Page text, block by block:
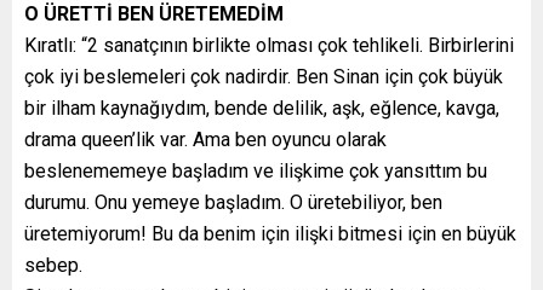
O ÜRETTİ BEN ÜRETEMEDİM
Kıratlı: “2 sanatçının birlikte olması çok tehlikeli. Birbirlerini
çok iyi beslemeleri çok nadirdir. Ben Sinan için çok büyük
bir ilham kaynağıydım, bende delilik, aşk, eğlence, kavga,
drama queen’lik var. Ama ben oyuncu olarak
beslenememeye başladım ve ilişkime çok yansıttım bu
durumu. Onu yemeye başladım. O üretebiliyor, ben
üretemiyorum! Bu da benim için ilişki bitmesi için en büyük
sebep.